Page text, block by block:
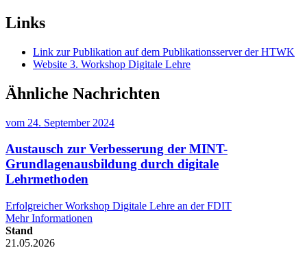
Links
Link zur Publikation auf dem Publikationsserver der HTWK
Website 3. Workshop Digitale Lehre
Ähnliche Nachrichten
vom 24. September 2024
Austausch zur Verbesserung der MINT-
Grundlagenausbildung durch digitale
Lehrmethoden
Erfolgreicher Workshop Digitale Lehre an der FDIT
Mehr Informationen
Stand
21.05.2026